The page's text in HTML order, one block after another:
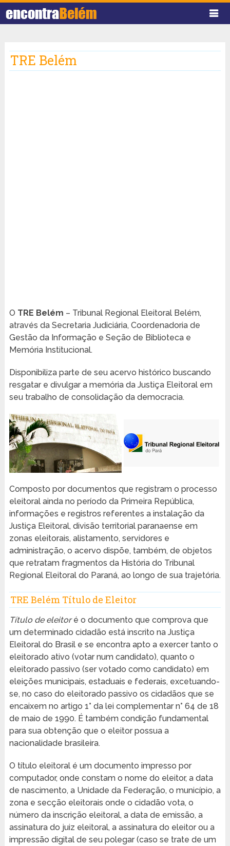
TRE Belém
O TRE Belém – Tribunal Regional Eleitoral Belém,
através da Secretaria Judiciária, Coordenadoria de
Gestão da Informação e Seção de Biblioteca e
Memória Institucional.
Disponibiliza parte de seu acervo histórico buscando
resgatar e divulgar a memória da Justiça Eleitoral em
seu trabalho de consolidação da democracia.
Composto por documentos que registram o processo
eleitoral ainda no período da Primeira República,
informações e registros referentes a instalação da
Justiça Eleitoral, divisão territorial paranaense em
zonas eleitorais, alistamento, servidores e
administração, o acervo dispõe, também, de objetos
que retratam fragmentos da História do Tribunal
Regional Eleitoral do Paraná, ao longo de sua trajetória.
TRE Belém Título de Eleitor
Título de eleitoré o documento que comprova que
um determinado cidadão está inscrito na Justiça
Eleitoral do Brasil e se encontra apto a exercer tanto o
eleitorado ativo (votar num candidato), quanto o
eleitorado passivo (ser votado como candidato) em
eleições municipais, estaduais e federais, excetuando-
se, no caso do eleitorado passivo os cidadãos que se
encaixem no artigo 1° da lei complementar n° 64 de 18
de maio de 1990. É também condição fundamental
para sua obtenção que o eleitor possua a
nacionalidade brasileira.
O título eleitoral é um documento impresso por
computador, onde constam o nome do eleitor, a data
de nascimento, a Unidade da Federação, o município, a
zona e secção eleitorais onde o cidadão vota, o
número da inscrição eleitoral, a data de emissão, a
assinatura do juiz eleitoral, a assinatura do eleitor ou a
impressão digital de seu polegar (caso se trate de um